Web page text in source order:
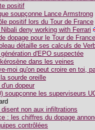
positif
soupçonne Lance Armstrong
positif lors du Tour de France
deny working with Ferrari
dopage pour le Tour de France
détaille ses calculs de
d'EPO suspectée
dans les veines
moi qu'on peut croire en toi,
sourde oreille
dopeur
soupçonne les superviseurs
disent non aux infiltrations
: les chiffres du dopage
contrôlées